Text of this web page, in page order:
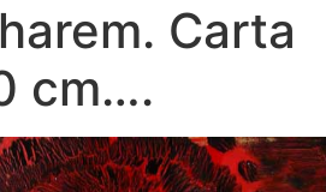
Carta
cm….